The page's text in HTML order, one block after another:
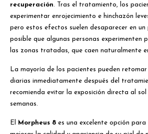
recuperación. Tras el tratamiento, los
experimentar enrojecimiento e hinchazón
pero estos efectos suelen desaparecer en un
posible que algunas personas experimenten
las zonas tratadas, que caen naturalmente
La mayoría de los pacientes pueden
diarias inmediatamente después del
recomienda evitar la exposición directa al
semanas.
El Morpheus 8 es una excelente opción para